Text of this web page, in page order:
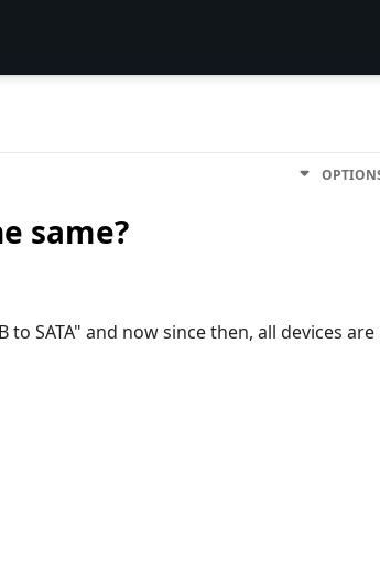
same?
to SATA" and now since then, all devices are